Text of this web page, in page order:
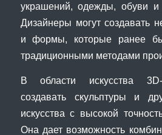
украшений, одежды, обуви и
Дизайнеры могут создавать
и формы, которые ранее
традиционными методами
В области искусства 3D-
создавать скульптуры и
искусства с высокой
Она дает возможность